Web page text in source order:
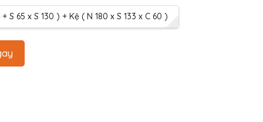
S 65 x S 130 ) + Kệ ( N 180 x S 133 x C 60 )